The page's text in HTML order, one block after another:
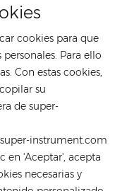
cookies para que
Para ello
Con estas cookies,
su
de super-
instrument.com
en 'Aceptar', acepta
necesarias y